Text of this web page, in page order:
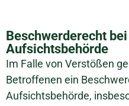
Beschwerderecht
Aufsichtsbehörde
Im Falle von Verstößen
Betroffenen ein
Aufsichtsbehörde,